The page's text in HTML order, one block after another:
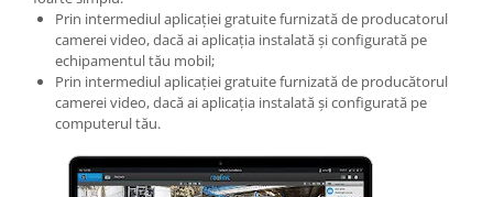
Prin intermediul aplicației gratuite furnizată de producatorul
camerei video, dacă ai aplicația instalată și configurată pe
echipamentul tău mobil;
Prin intermediul aplicației gratuite furnizată de producătorul
camerei video, dacă ai aplicația instalată și configurată pe
computerul tău.